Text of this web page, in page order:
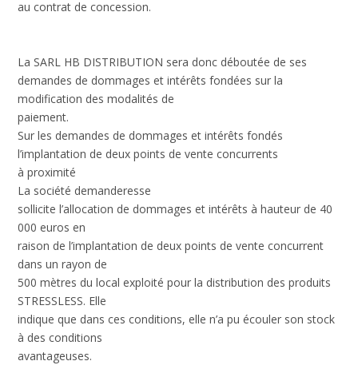
au contrat de concession.
La SARL HB DISTRIBUTION sera donc déboutée de ses
demandes de dommages et intérêts fondées sur la
modification des modalités de
paiement.
Sur les demandes de dommages et intérêts fondés
l’implantation de deux points de vente concurrents
à proximité
La société demanderesse
sollicite l’allocation de dommages et intérêts à hauteur de 40
000 euros en
raison de l’implantation de deux points de vente concurrent
dans un rayon de
500 mètres du local exploité pour la distribution des produits
STRESSLESS. Elle
indique que dans ces conditions, elle n’a pu écouler son stock
à des conditions
avantageuses.